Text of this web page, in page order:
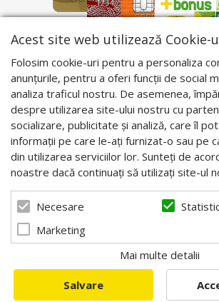
Acest site web utilizează Cookie-
Folosim cookie-uri pentru a personaliza
anunțurile, pentru a oferi funcții de social
analiza traficul nostru. De asemenea,
despre utilizarea site-ului nostru cu
socializare, publicitate și analiză, care îl
informații pe care le-ați furnizat-o sau pe
din utilizarea serviciilor lor. Sunteți de
noastre dacă continuați să utilizați site-ul
Necesare
Marketing
Mai multe detalii
Salvare
© 2026 Apis Blaj - Utilaje apicole.